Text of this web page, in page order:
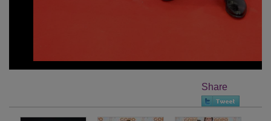
Share